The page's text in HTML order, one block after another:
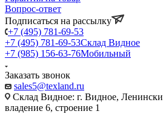
Вопрос-ответ
Подписаться на рассылку
+7 (495) 781-69-53
+7 (495) 781-69-53Склад Видное
+7 (985) 156-63-76Мобильный
Заказать звонок
sales5@texland.ru
Склад Видное: г. Видное,
владение 6, строение 1